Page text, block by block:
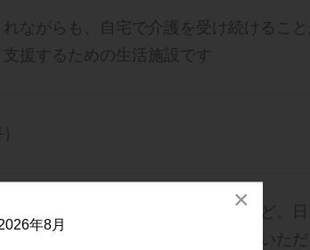
ながらも、自宅で介護を受け続けるこ
援するための生活施設です
よびレクリエーションや機能訓練など、
ように様々な形でお手伝いをさせていた
年8月
×